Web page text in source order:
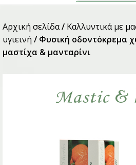
Αρχική σελίδα/ Καλλυντικά με
υγιεινή / Φυσική οδοντόκρεμα
μαστίχα & μανταρίνι